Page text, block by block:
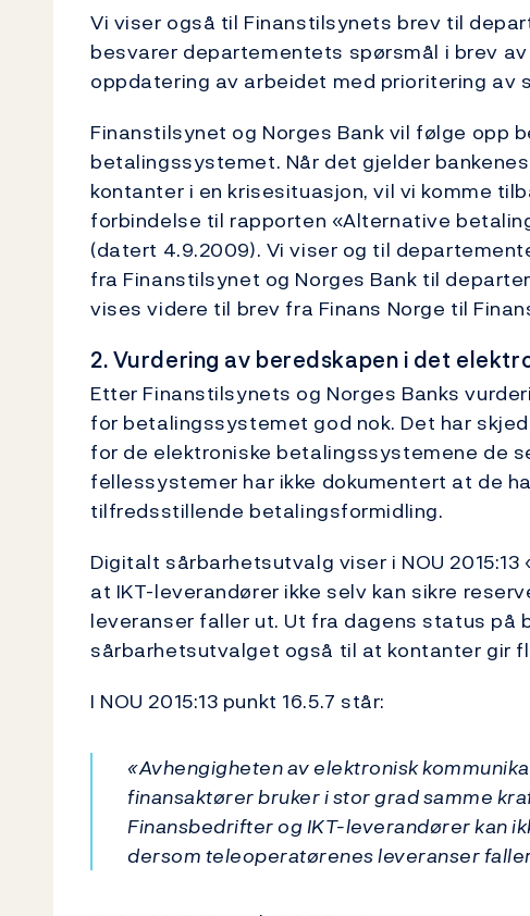
Vi viser også til Finanstilsynets brev til
besvarer departementets spørsmål i brev
oppdatering av arbeidet med prioritering av
Finanstilsynet og Norges Bank vil følge opp
betalingssystemet. Når det gjelder
kontanter i en krisesituasjon, vil vi komme
forbindelse til rapporten «Alternative
(datert 4.9.2009). Vi viser og til
fra Finanstilsynet og Norges Bank til
vises videre til brev fra Finans Norge til
2. Vurdering av beredskapen i det
Etter Finanstilsynets og Norges Banks
for betalingssystemet god nok. Det har
for de elektroniske betalingssystemene de
fellessystemer har ikke dokumentert at de
tilfredsstillende betalingsformidling.
Digitalt sårbarhetsutvalg viser i NOU
at IKT-leverandører ikke selv kan sikre
leveranser faller ut. Ut fra dagens status på
sårbarhetsutvalget også til at kontanter gir
I NOU 2015:13 punkt 16.5.7 står:
«Avhengigheten av elektronisk
finansaktører bruker i stor grad samme
Finansbedrifter og IKT-leverandører kan
dersom teleoperatørenes leveranser